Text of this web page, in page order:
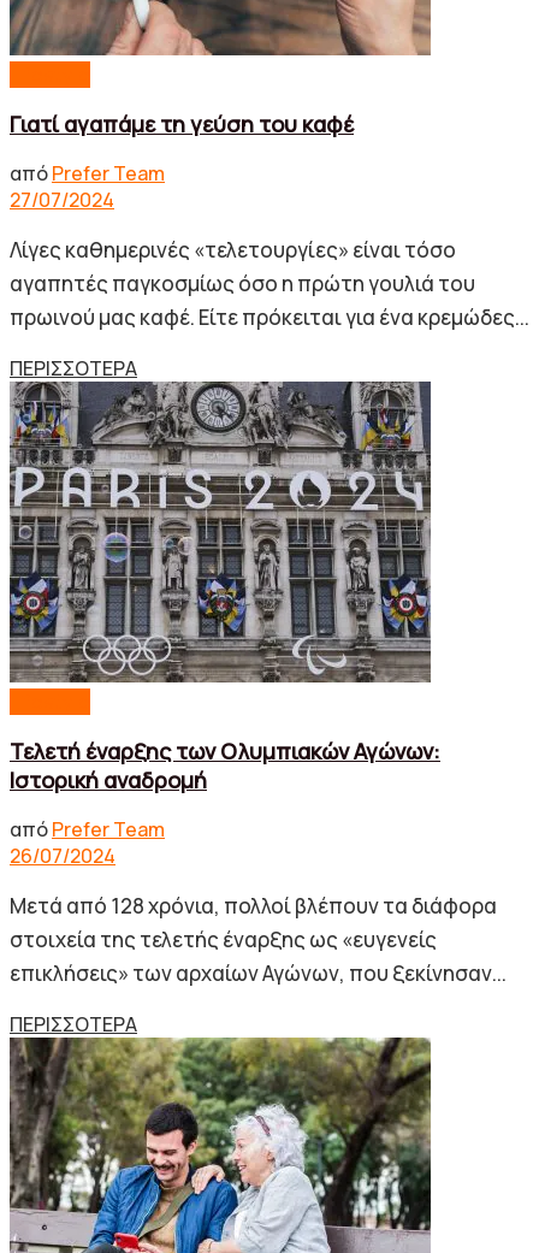
Γιατί αγαπάμε τη γεύση του καφέ
απόPrefer Team
27/07/2024
Λίγες καθημερινές «τελετουργίες» είναι τόσο
αγαπητές παγκοσμίως όσο η πρώτη γουλιά του
πρωινού μας καφέ. Είτε πρόκειται για ένα κρεμώδες...
ΠΕΡΙΣΣΟΤΕΡΑDetails
Τελετή έναρξης των Ολυμπιακών Αγώνων:
Ιστορική αναδρομή
απόPrefer Team
26/07/2024
Μετά από 128 χρόνια, πολλοί βλέπουν τα διάφορα
στοιχεία της τελετής έναρξης ως «ευγενείς
επικλήσεις» των αρχαίων Αγώνων, που ξεκίνησαν...
ΠΕΡΙΣΣΟΤΕΡΑDetails